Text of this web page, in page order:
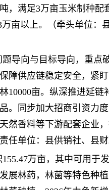
，满足3万亩玉米制种
亩以上。（牵头单位
导向与目标导向，重
障供应链稳定安全，紧
10000亩。纵深推进延
。同步加大招商引资力
然香料等下游配套企业
任单位：县供销社、县
万亩，其中可用
展林药，林菌等特色种